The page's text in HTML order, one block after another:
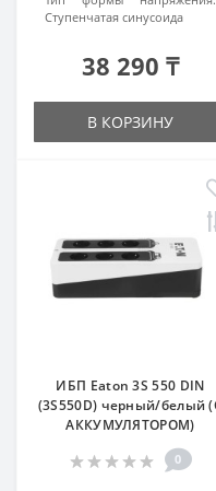
Ступенчатая синусоида
38 290 ₸
В КОРЗИНУ
ИБП Eaton 3S 550 DIN
(3S550D) черный/белый
АККУМУЛЯТОРОМ)
0